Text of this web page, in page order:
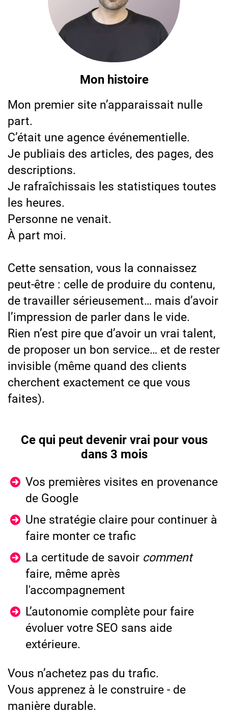
Mon histoire
Mon premier site n’apparaissait nulle
part.
C’était une agence événementielle.
Je publiais des articles, des pages, des
descriptions.
Je rafraîchissais les statistiques toutes
les heures.
Personne ne venait.
À part moi.
Cette sensation, vous la connaissez
peut-être : celle de produire du contenu,
de travailler sérieusement… mais d’avoir
l’impression de parler dans le vide.
Rien n’est pire que d’avoir un vrai talent,
de proposer un bon service… et de rester
invisible (même quand des clients
cherchent exactement ce que vous
faites).
Ce qui peut devenir vrai pour vous
dans 3 mois
Vos premières visites en provenance
de Google
Une stratégie claire pour continuer à
faire monter ce trafic
La certitude de savoir comment
faire, même après
l'accompagnement
L’autonomie complète pour faire
évoluer votre SEO sans aide
extérieure.
Vous n’achetez pas du trafic.
Vous apprenez à le construire - de
manière durable.